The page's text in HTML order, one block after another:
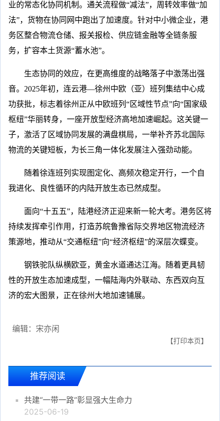
业的常态化协同机制。通关流程做“减法”，周转效率做“加
法”，货物在协同网中跑出了加速度。针对中小微企业，港
务区整合物流仓储、报关报检、供应链金融等全链条服
务，扩容本土货源“蓄水池”。
生态协同的效应，在更高维度的战略落子中激荡出强
音。2025年初，连云港—徐州中欧（亚）班列集结中心成
功获批，标志着徐州正从中欧班列“区域性节点”向“国家级
枢纽”华丽转身，一座开放型经济高地加速崛起。这关键一
子，激活了区域协同发展的满盘棋局，一举补齐苏北国际
物流的关键短板，为长三角一体化发展注入强劲动能。
随着徐连班列实现图定化、高频次稳定开行，一个自
我进化、良性循环的内陆开放生态已然成型。
面向“十五五”，陆港经济正迎来新一轮大考。港务区将
持续发挥牵引作用，打造苏皖鲁豫省际交界地区物流经济
策源地，推动从“交通枢纽”向“经济枢纽”的深层次蝶变。
钢铁驼队纵横欧亚，黄金水道通达江海。随着更具韧
性的开放生态加速成型，一幅陆海内外联动、东西双向互
济的宏大图景，正在徐州大地加速铺展。
编辑：宋亦闲
【打印本页】
推荐阅读
共建“一带一路”彰显强大生命力
2025-06-19